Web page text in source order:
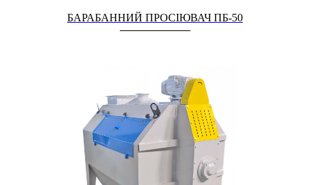
БАРАБАННИЙ ПРОСІЮВАЧ ПБ-50